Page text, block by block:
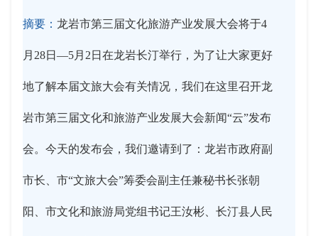
摘要： 龙岩市第三届文化旅游产业发展大会将于4
月28日—5月2日在龙岩长汀举行，为了让大家更好
地了解本届文旅大会有关情况，我们在这里召开龙
岩市第三届文化和旅游产业发展大会新闻“云”发布
会。今天的发布会，我们邀请到了：龙岩市政府副
市长、市“文旅大会”筹委会副主任兼秘书长张朝
阳、市文化和旅游局党组书记王汝彬、长汀县人民